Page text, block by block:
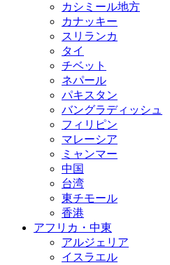
カシミール地方
カナッキー
スリランカ
タイ
チベット
ネパール
パキスタン
バングラディッシュ
フィリピン
マレーシア
ミャンマー
中国
台湾
東チモール
香港
アフリカ・中東
アルジェリア
イスラエル